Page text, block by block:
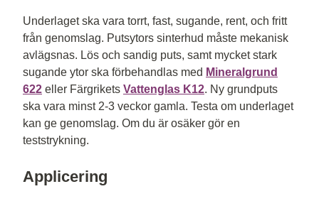
Underlaget ska vara torrt, fast, sugande, rent, och fritt
från genomslag. Putsytors sinterhud måste mekanisk
avlägsnas. Lös och sandig puts, samt mycket stark
sugande ytor ska förbehandlas med Mineralgrund
622 eller Färgrikets Vattenglas K12. Ny grundputs
ska vara minst 2-3 veckor gamla. Testa om underlaget
kan ge genomslag. Om du är osäker gör en
teststrykning.
Applicering